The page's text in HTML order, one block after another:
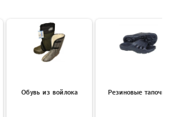
Обувь из войлока Резиновые тапочки